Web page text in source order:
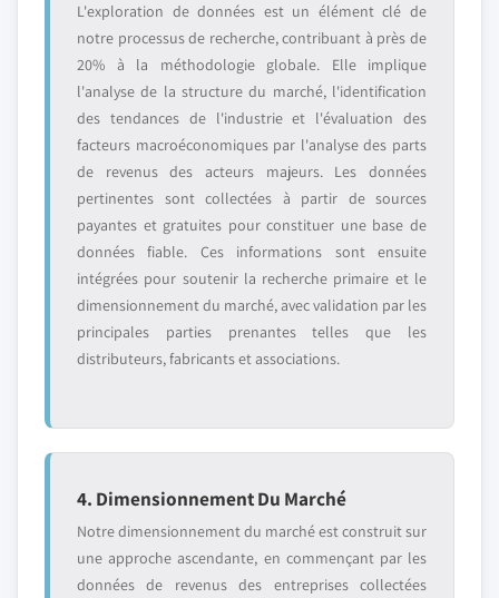
L'exploration de données est un élément clé de
notre processus de recherche, contribuant à près de
20% à la méthodologie globale. Elle implique
l'analyse de la structure du marché, l'identification
des tendances de l'industrie et l'évaluation des
facteurs macroéconomiques par l'analyse des parts
de revenus des acteurs majeurs. Les données
pertinentes sont collectées à partir de sources
payantes et gratuites pour constituer une base de
données fiable. Ces informations sont ensuite
intégrées pour soutenir la recherche primaire et le
dimensionnement du marché, avec validation par les
principales parties prenantes telles que les
distributeurs, fabricants et associations.
4. Dimensionnement Du Marché
Notre dimensionnement du marché est construit sur
une approche ascendante, en commençant par les
données de revenus des entreprises collectées